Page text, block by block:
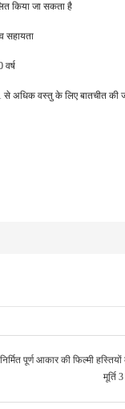
किया जा सकता है
सहायता
से अधिक वस्तु के लिए बातचीत की